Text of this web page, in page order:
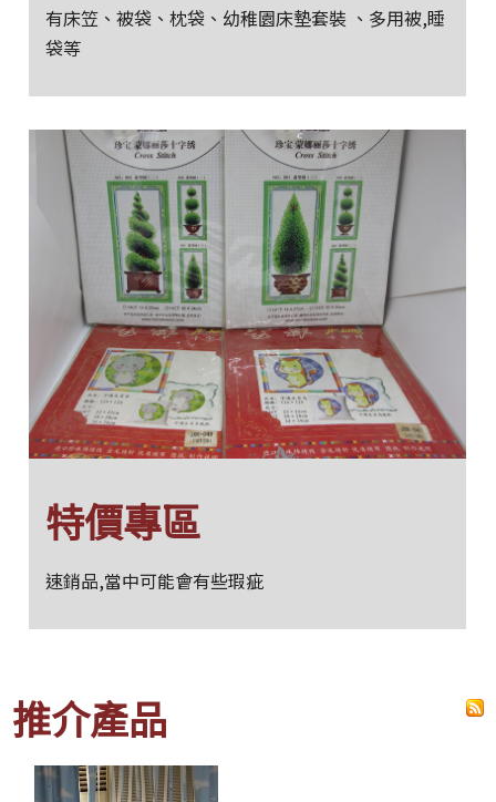
有床笠、被袋、枕袋、幼稚園床墊套裝 、多用被,睡
袋等
特價專區
速銷品,當中可能會有些瑕疵
推介產品